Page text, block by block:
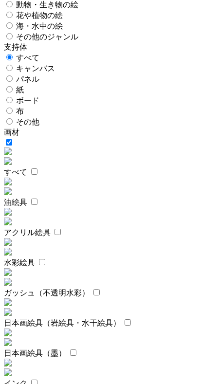
動物・生き物の絵
花や植物の絵
海・水中の絵
その他のジャンル
支持体
すべて
キャンバス
パネル
紙
ボード
布
その他
画材
すべて
油絵具
アクリル絵具
水彩絵具
ガッシュ（不透明水彩）
日本画絵具（岩絵具・水干絵具）
日本画絵具（墨）